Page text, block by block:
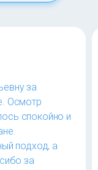
за
Осмотр
спокойно и
подход, а
за